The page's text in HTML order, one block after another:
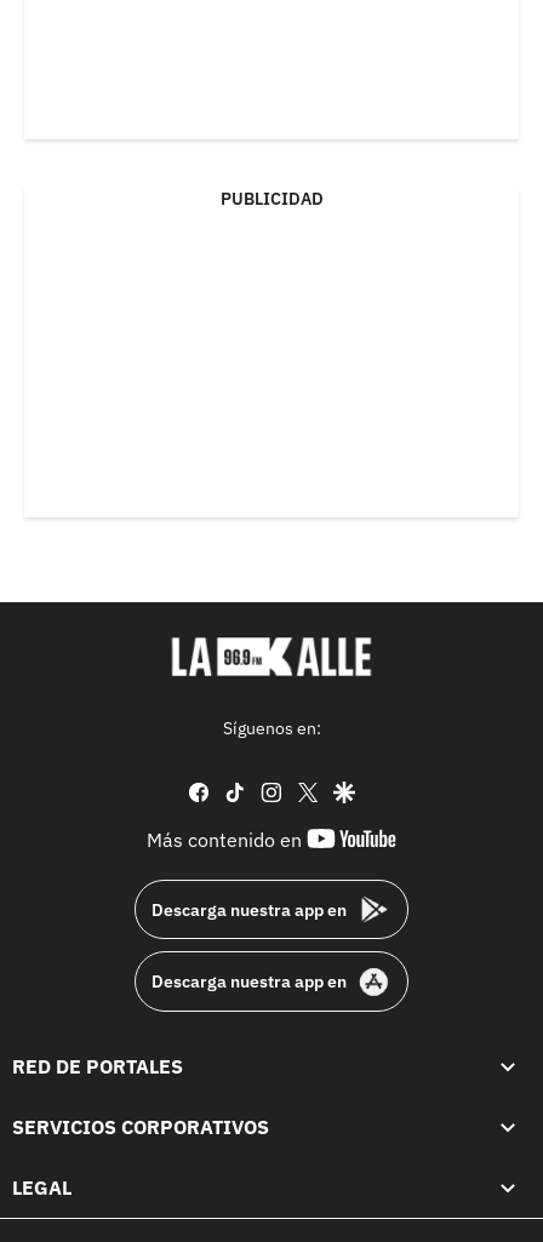
PUBLICIDAD
Síguenos en:
facebook
tiktok instagram
twittergoogle
Más contenido en
youtube-
Descarga nuestra app en
Descarga nuestra app en
RED DE PORTALES
SERVICIOS CORPORATIVOS
LEGAL